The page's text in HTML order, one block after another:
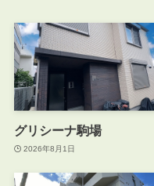
グリシーナ駒場
2026年8月1日